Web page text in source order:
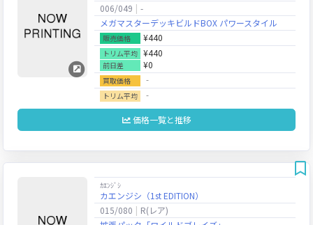
006/049
-
メガマスターデッキビルドBOX パワースタイル
販売価格 ¥440
トリム平均 ¥440
前日差 ¥0
買取価格 ‐
トリム平均 ‐
価格一覧と推移
ｶｴﾝｼﾞｼ
カエンジシ（1st EDITION）
015/080
R(レア)